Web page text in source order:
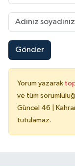
Gönder
Yorum yazarak
ve tüm
Güncel 46 |
tutulamaz.